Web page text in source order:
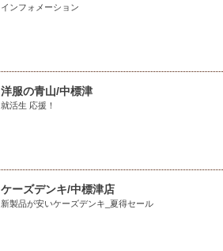
インフォメーション
洋服の青山/中標津
就活生 応援！
ケーズデンキ/中標津店
新製品が安いケーズデンキ_夏得セール